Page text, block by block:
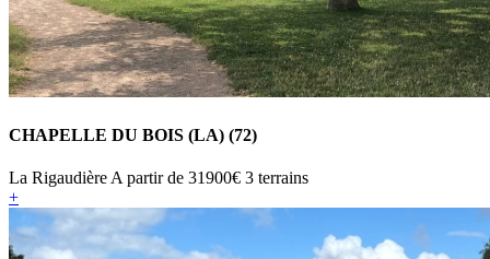
CHAPELLE DU BOIS (LA) (72)
La Rigaudière A partir de 31900€ 3 terrains
+